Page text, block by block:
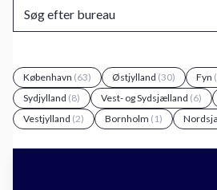
København (63) Østjylland (30) Fyn
Sydjylland (8) Vest- og Sydsjælland (6)
Vestjylland (2) Bornholm (1)